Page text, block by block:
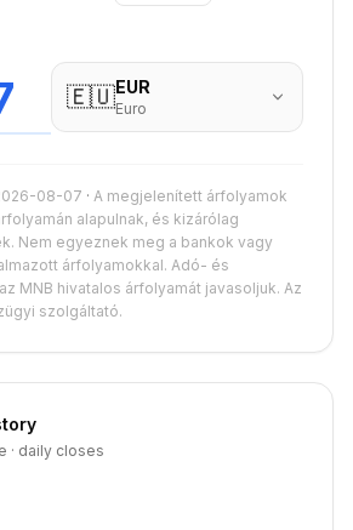
🇪🇺EUR
Euro
08-07 · A megjelenített árfolyamok
alapulnak, és kizárólag
Nem egyeznek meg a bankok vagy
árfolyamokkal. Adó- és
MNB hivatalos árfolyamát javasoljuk. Az
szolgáltató.
· daily closes